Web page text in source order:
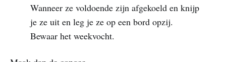
Wanneer ze voldoende zijn afgekoeld en knijp
je ze uit en leg je ze op een bord opzij.
Bewaar het weekvocht.